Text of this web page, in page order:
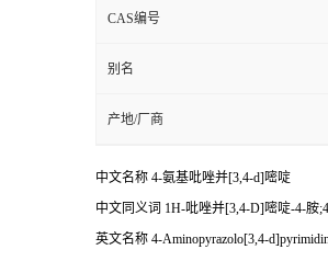
CAS编号
别名
产地/厂商
中文名称 4-氨基吡唑并[3,4-d]嘧啶
中文同义词 1H-吡唑并[3,4-D]嘧啶-4-胺
英文名称 4-Aminopyrazolo[3,4-